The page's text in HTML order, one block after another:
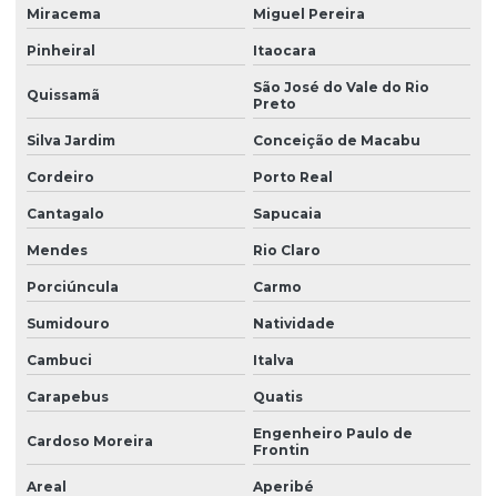
Filtro para remover partículas sólidas
Filtro para remover sólidos
Filtro para remover turbidez
Filtro residencial para água com ferro preço
Filtro para residências
Filtro com retrolavagem
Filtro de sólidos para residência
Filtro para tratamento de água
Filtro para tratamento de água contaminada por nitrato
Filtro para tratamento de água com ferro e manganês
Filtro para tratamento de cálcio
Miracema Miguel Pereira
Pinheiral Itaocara
Quissamã
São José do Vale do Rio
Preto
Silva Jardim Conceição de Macabu
Cordeiro Porto Real
Cantagalo Sapucaia
Mendes Rio Claro
Porciúncula Carmo
Sumidouro Natividade
Cambuci Italva
Carapebus Quatis
Cardoso Moreira
Engenheiro Paulo de
Frontin
Areal Aperibé